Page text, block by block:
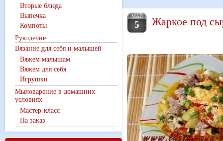
Вторые блюда
Выпечка
Компоты
Рукоделие
Вязание для себя и малышей
Вяжем малышам
Вяжем для себя
Игрушки
Мыловарение в домашних
условиях
Мастер-класс
На заказ
МАЙ
5 Жаркое под